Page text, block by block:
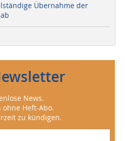
Übernahme der
News.
Heft-Abo.
zu kündigen.